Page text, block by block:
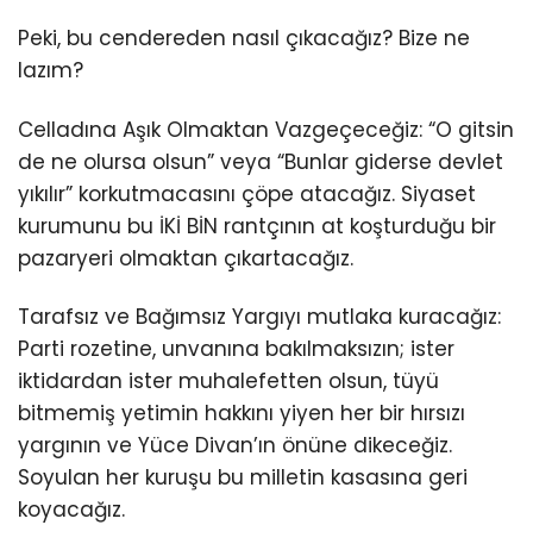
Peki, bu cendereden nasıl çıkacağız? Bize ne
lazım?
Celladına Aşık Olmaktan Vazgeçeceğiz: “O gitsin
de ne olursa olsun” veya “Bunlar giderse devlet
yıkılır” korkutmacasını çöpe atacağız. Siyaset
kurumunu bu İKİ BİN rantçının at koşturduğu bir
pazaryeri olmaktan çıkartacağız.
Tarafsız ve Bağımsız Yargıyı mutlaka kuracağız:
Parti rozetine, unvanına bakılmaksızın; ister
iktidardan ister muhalefetten olsun, tüyü
bitmemiş yetimin hakkını yiyen her bir hırsızı
yargının ve Yüce Divan’ın önüne dikeceğiz.
Soyulan her kuruşu bu milletin kasasına geri
koyacağız.